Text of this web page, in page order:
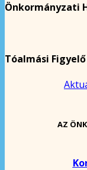
Önkormányzati
Tóalmási Figyelő
AZ